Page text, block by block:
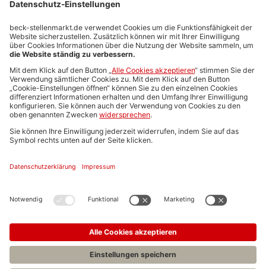
Stellenmarktpreise
Anzeigen-AGB
Media-Daten
Newsletteranmeldung
Produktübersicht
ALLGEMEIN
FAQs
Impressum
Stellenangebote C.H.BECK